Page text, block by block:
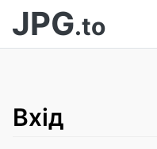
JPG.to
Вхід